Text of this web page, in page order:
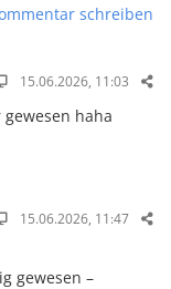
schreiben
15.06.2026, 11:03
haha
15.06.2026, 11:47
gewesen –